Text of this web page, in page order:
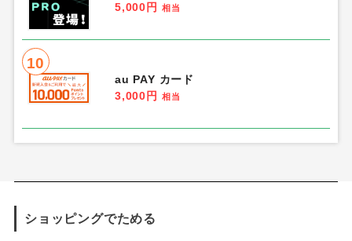
5,000円
相当
10
au PAY カード
3,000円
相当
ショッピングでためる